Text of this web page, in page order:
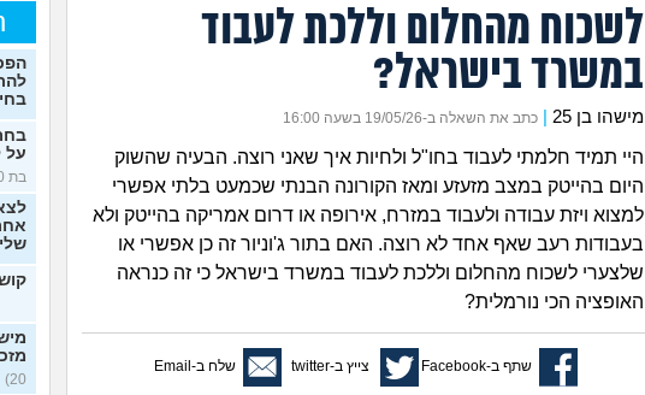
לשכוח מהחלום וללכת לעבוד
במשרד בישראל?
מישהו בן 25 כתב את השאלה ב-19/05/26 בשעה 16:00
היי תמיד חלמתי לעבוד בחו"ל ולחיות איך שאני רוצה. הבעיה שהשוק
היום בהייטק במצב מזעזע ומאז הקורונה הבנתי שכמעט בלתי אפשרי
למצוא ויזת עבודה ולעבוד במזרח, אירופה או דרום אמריקה בהייטק ולא
בעבודות רעב שאף אחד לא רוצה. האם בתור ג'וניור זה כן אפשרי או
שלצערי לשכוח מהחלום וללכת לעבוד במשרד בישראל כי זה כנראה
האופציה הכי נורמלית?
שתף ב-Facebook צייץ ב-twitter שלח ב-Email
על
בת 30)
20)